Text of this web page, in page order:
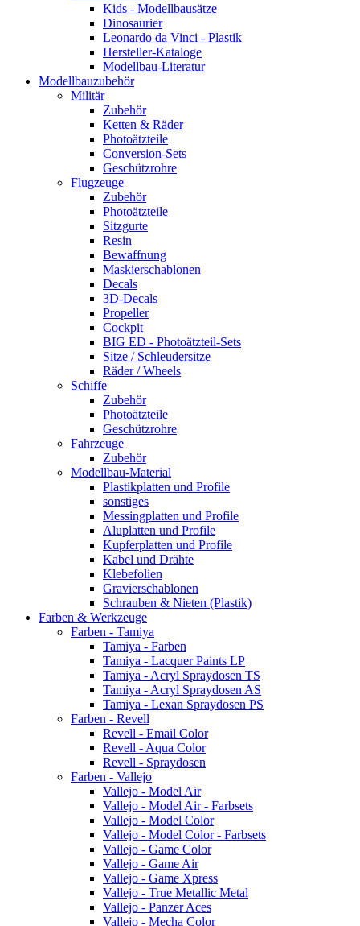
Kids - Modellbausätze
Dinosaurier
Leonardo da Vinci - Plastik
Hersteller-Kataloge
Modellbau-Literatur
Modellbauzubehör
Militär
Zubehör
Ketten & Räder
Photoätzteile
Conversion-Sets
Geschützrohre
Flugzeuge
Zubehör
Photoätzteile
Sitzgurte
Resin
Bewaffnung
Maskierschablonen
Decals
3D-Decals
Propeller
Cockpit
BIG ED - Photoätzteil-Sets
Sitze / Schleudersitze
Räder / Wheels
Schiffe
Zubehör
Photoätzteile
Geschützrohre
Fahrzeuge
Zubehör
Modellbau-Material
Plastikplatten und Profile
sonstiges
Messingplatten und Profile
Aluplatten und Profile
Kupferplatten und Profile
Kabel und Drähte
Klebefolien
Gravierschablonen
Schrauben & Nieten (Plastik)
Farben & Werkzeuge
Farben - Tamiya
Tamiya - Farben
Tamiya - Lacquer Paints LP
Tamiya - Acryl Spraydosen TS
Tamiya - Acryl Spraydosen AS
Tamiya - Lexan Spraydosen PS
Farben - Revell
Revell - Email Color
Revell - Aqua Color
Revell - Spraydosen
Farben - Vallejo
Vallejo - Model Air
Vallejo - Model Air - Farbsets
Vallejo - Model Color
Vallejo - Model Color - Farbsets
Vallejo - Game Color
Vallejo - Game Air
Vallejo - Game Xpress
Vallejo - True Metallic Metal
Vallejo - Panzer Aces
Vallejo - Mecha Color